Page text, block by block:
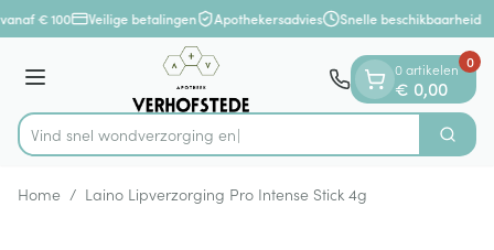
Ga naar de inhoud
1 van 1
€ 100 Veilige betalingen Apothekersadvies Snelle beschikbaarheid
Menu
Product, merk, categorie...
Vind snel wondverzo Zoek
0 artikelen
€ 0,00
0
Home / Laino Lipverzorging Pro Intense Stick 4g